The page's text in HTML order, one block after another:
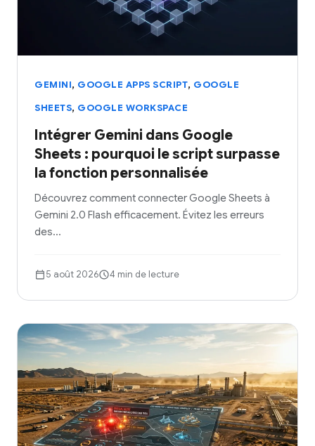
GEMINI, GOOGLE APPS SCRIPT, GOOGLE
SHEETS, GOOGLE WORKSPACE
Intégrer Gemini dans Google
Sheets : pourquoi le script surpasse
la fonction personnalisée
Découvrez comment connecter Google Sheets à
Gemini 2.0 Flash efficacement. Évitez les erreurs
des…
5 août 2026 4 min de lecture